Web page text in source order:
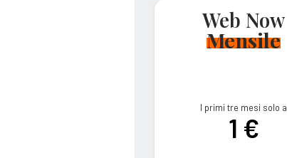
Web Now
Mensile
I primi tre mesi solo a
1 €